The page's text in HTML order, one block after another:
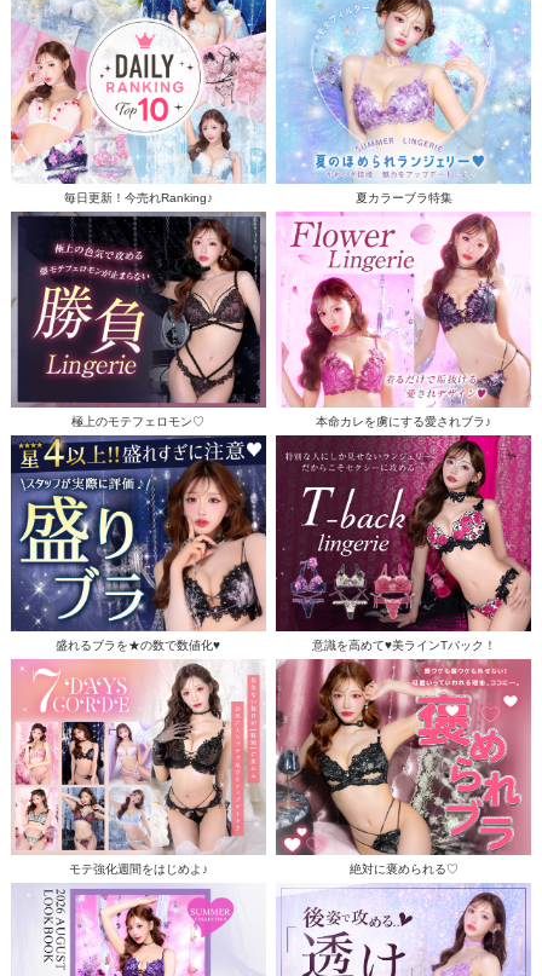
毎日更新！今売れRanking♪ 夏カラーブラ特集
極上のモテフェロモン♡ 本命カレを虜にする愛されブラ♪
盛れるブラを★の数で数値化♥ 意識を高めて♥美ラインTバック！
モテ強化週間をはじめよ♪ 絶対に褒められる♡